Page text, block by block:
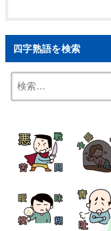
四字熟語を検索